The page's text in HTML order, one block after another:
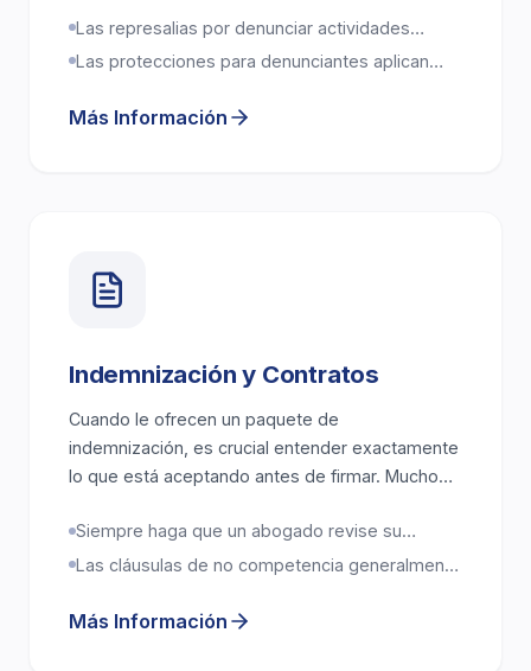
denunciantes y víctimas de represalias.
Las represalias por denunciar actividades
ilegales o condiciones inseguras están
prohibidas
Las protecciones para denunciantes aplican
privado
Más Información
Indemnización y Contratos
Cuando le ofrecen un paquete de
indemnización, es crucial entender exactamente
lo que está aceptando antes de firmar. Muchos
renuncie a su derecho de demandar a su
empleador.
Siempre haga que un abogado revise su
acuerdo de indemnización antes de firmarlo
Las cláusulas de no competencia generalmente
Más Información